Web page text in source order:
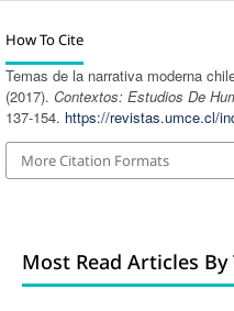
How To Cite
Temas de la narrativa moderna
(2017). Contextos: Estudios De
137-154. https://revistas.umce.cl/
More Citation Formats
Most Read Articles